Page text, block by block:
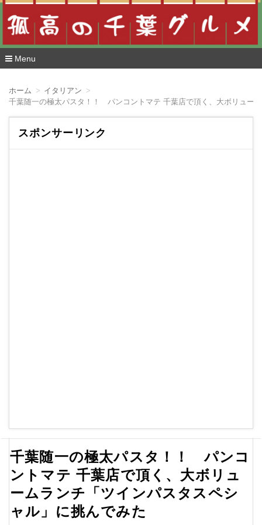
Menu
ホーム
イタリアン
千葉随一の極太パスタ！！ パンコントマテ 千葉店で頂く、大ボリュー
スポンサーリンク
千葉随一の極太パスタ！！ パンコ
ントマテ 千葉店で頂く、大ボリュ
ームランチ「ツインパスタスペシ
ャル」に挑んでみた